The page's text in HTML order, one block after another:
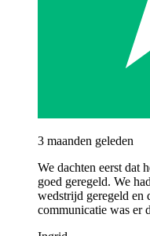
3 maanden geleden
We dachten eerst dat
goed geregeld. We
wedstrijd geregeld en
communicatie was er